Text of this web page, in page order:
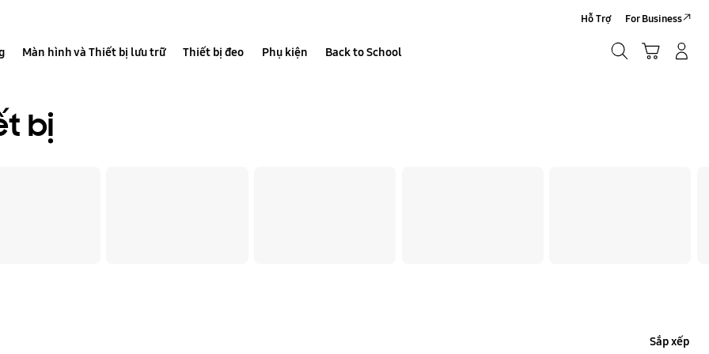
Màn hình và Thiết bị lưu trữ Thiết bị đeo Phụ kiện Back to School
Hỗ Trợ For Business
bị
Sắp xếp